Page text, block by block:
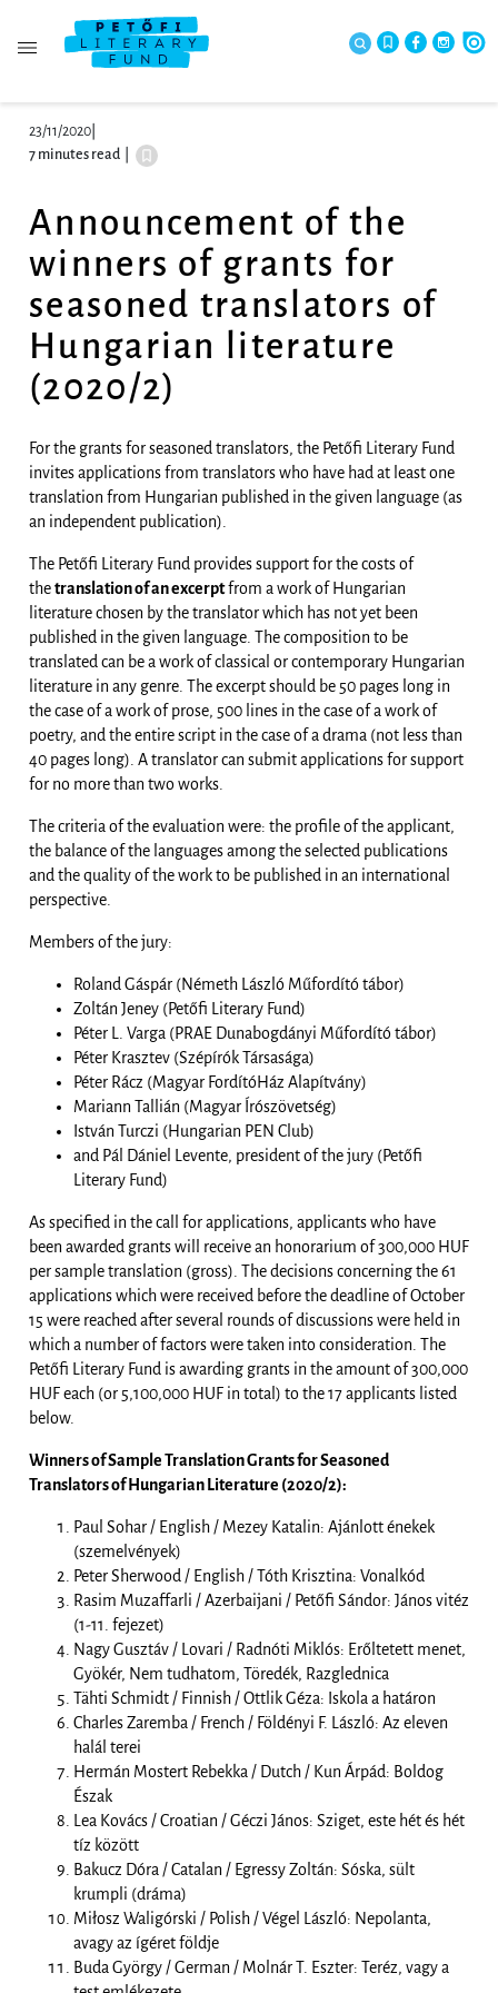
23/11/2020
7 minutes read
Announcement of the
winners of grants for
seasoned translators of
Hungarian literature
(2020/2)
For the grants for seasoned translators, the Petőfi Literary Fund
invites applications from translators who have had at least one
translation from Hungarian published in the given language (as
an independent publication).
The Petőfi Literary Fund provides support for the costs of
thetranslation of an excerptfrom a work of Hungarian
literature chosen by the translator which has not yet been
published in the given language. The composition to be
translated can be a work of classical or contemporary Hungarian
literature in any genre. The excerpt should be 50 pages long in
the case of a work of prose, 500 lines in the case of a work of
poetry, and the entire script in the case of a drama (not less than
40 pages long). A translator can submit applications for support
for no more than two works.
The criteria of the evaluation were: the profile of the applicant,
the balance of the languages among the selected publications
and the quality of the work to be published in an international
perspective.
Members of the jury:
Roland Gáspár (Németh László Műfordító tábor)
Zoltán Jeney (Petőfi Literary Fund)
Péter L. Varga (PRAE Dunabogdányi Műfordító tábor)
Péter Krasztev (Szépírók Társasága)
Péter Rácz (Magyar FordítóHáz Alapítvány)
Mariann Tallián (Magyar Írószövetség)
István Turczi (Hungarian PEN Club)
and Pál Dániel Levente, president of the jury (Petőfi
Literary Fund)
As specified in the call for applications, applicants who have
been awarded grants will receive an honorarium of 300,000 HUF
per sample translation (gross). The decisions concerning the 61
applications which were received before the deadline of October
15 were reached after several rounds of discussions were held in
which a number of factors were taken into consideration. The
Petőfi Literary Fund is awarding grants in the amount of 300,000
HUF each (or 5,100,000 HUF in total) to the 17 applicants listed
below.
Winners of Sample Translation Grants for Seasoned
Translators of Hungarian Literature (2020/2):
Paul Sohar / English / Mezey Katalin: Ajánlott énekek
(szemelvények)
Peter Sherwood / English / Tóth Krisztina: Vonalkód
Rasim Muzaffarli / Azerbaijani / Petőfi Sándor: János vitéz
(1-11. fejezet)
Nagy Gusztáv / Lovari / Radnóti Miklós: Erőltetett menet,
Gyökér, Nem tudhatom, Töredék, Razglednica
Tähti Schmidt / Finnish / Ottlik Géza: Iskola a határon
Charles Zaremba / French / Földényi F. László: Az eleven
halál terei
Hermán Mostert Rebekka / Dutch / Kun Árpád: Boldog
Észak
Lea Kovács / Croatian / Géczi János: Sziget, este hét és hét
tíz között
Bakucz Dóra / Catalan / Egressy Zoltán: Sóska, sült
krumpli (dráma)
Miłosz Waligórski / Polish / Végel László: Nepolanta,
avagy az ígéret földje
Buda György / German / Molnár T. Eszter: Teréz, vagy a